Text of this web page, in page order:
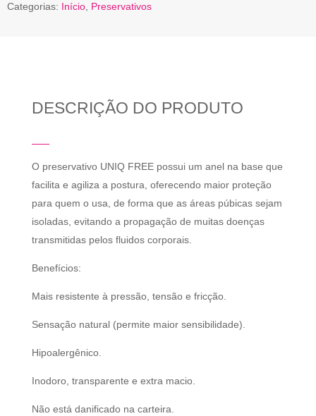
Categorias: Início, Preservativos
DESCRIÇÃO DO PRODUTO
O preservativo UNIQ FREE possui um anel na base que
facilita e agiliza a postura, oferecendo maior proteção
para quem o usa, de forma que as áreas púbicas sejam
isoladas, evitando a propagação de muitas doenças
transmitidas pelos fluidos corporais.
Benefícios:
Mais resistente à pressão, tensão e fricção.
Sensação natural (permite maior sensibilidade).
Hipoalergênico.
Inodoro, transparente e extra macio.
Não está danificado na carteira.